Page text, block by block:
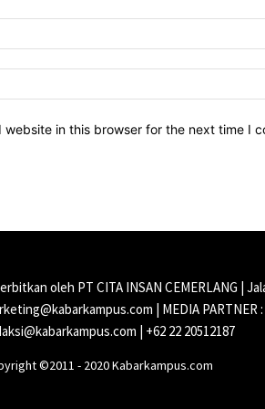
website in this browser for the next time I
oleh PT CITA INSAN CEMERLANG |
| MEDIA
| +62 22 20512187
©2011 - 2020 Kabarkampus.com